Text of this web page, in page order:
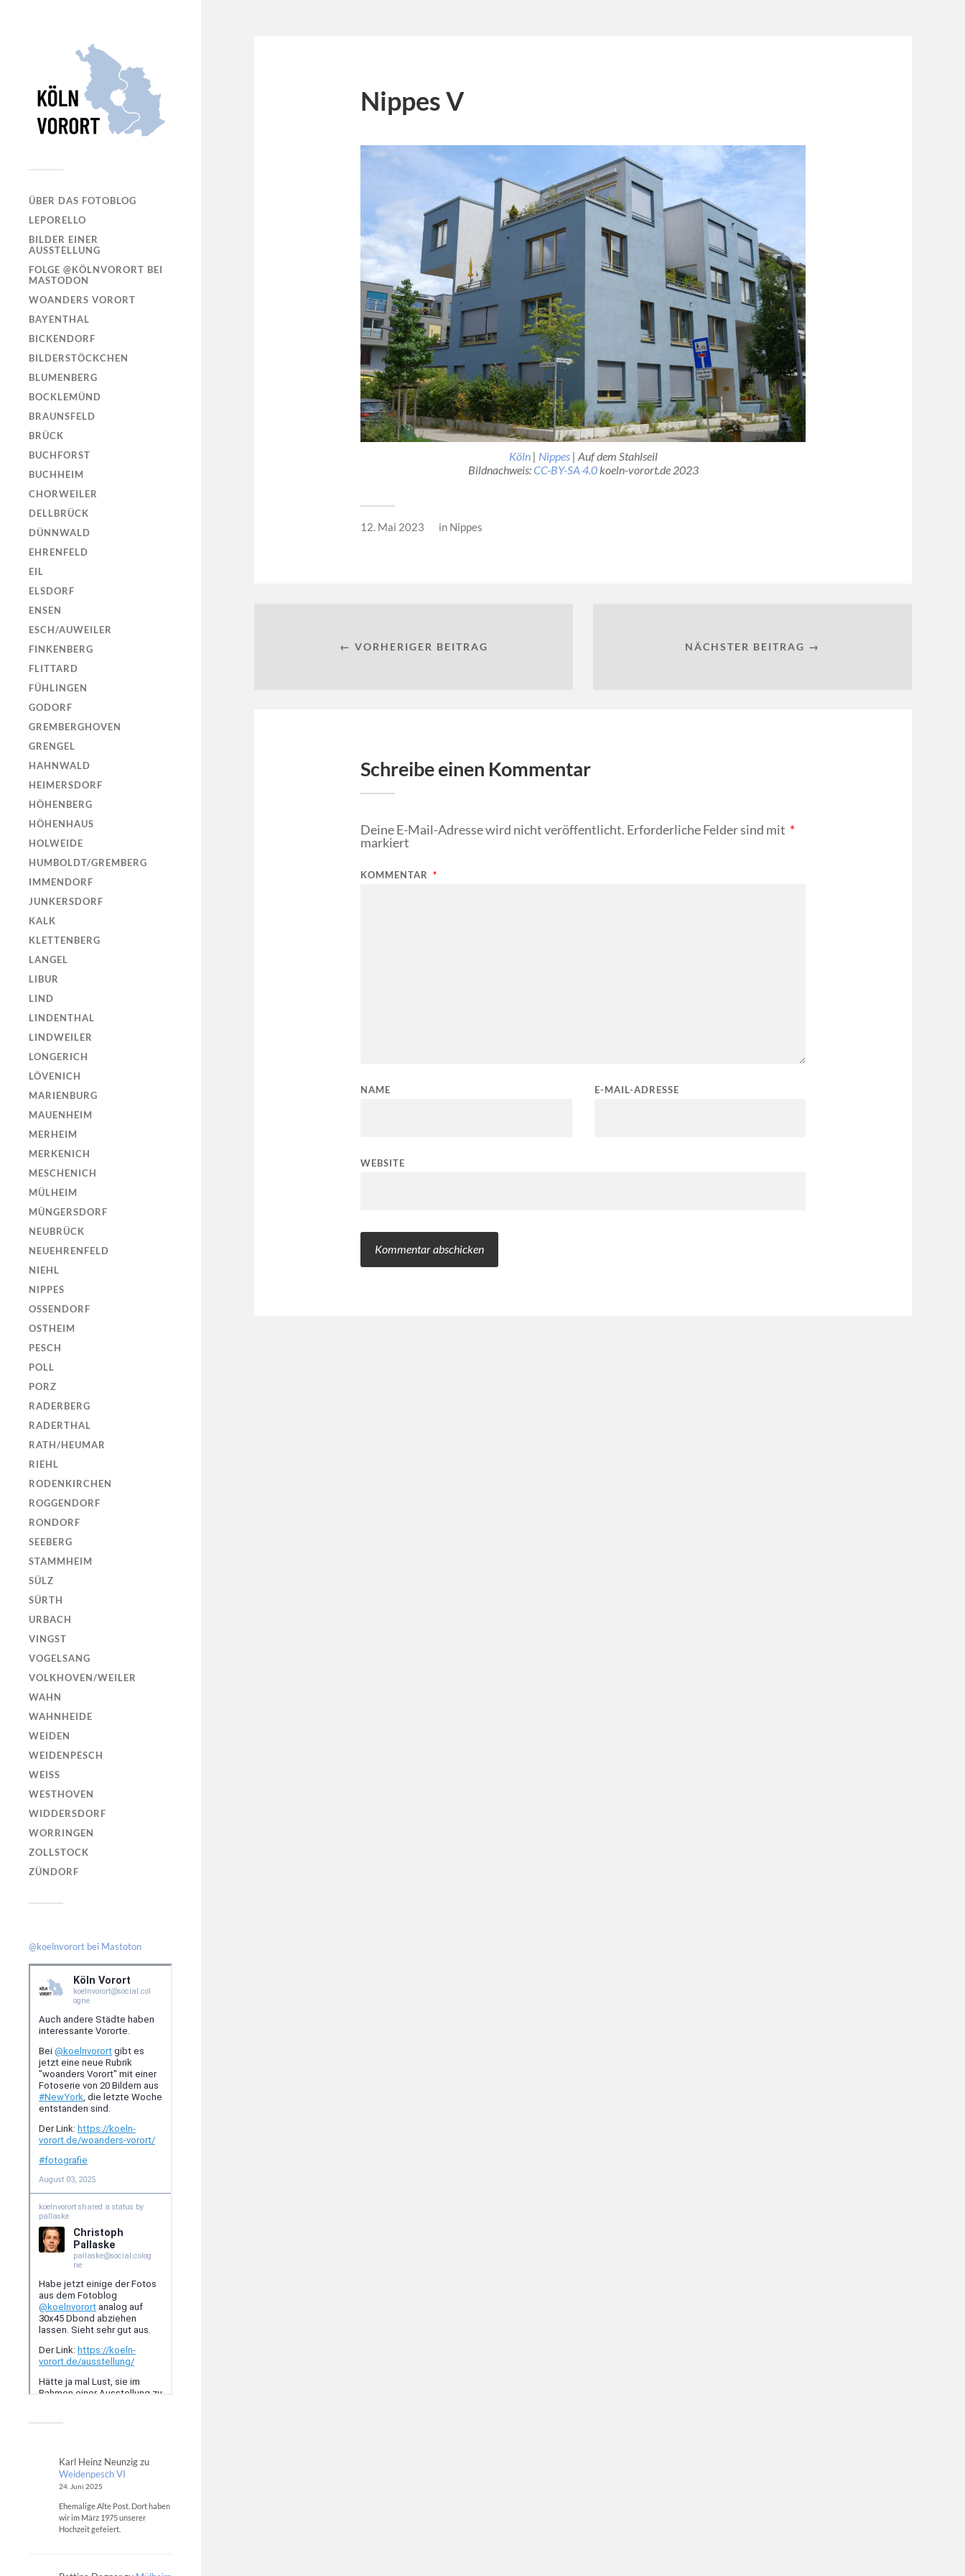
ÜBER DAS FOTOBLOG
LEPORELLO
BILDER EINER
AUSSTELLUNG
FOLGE @KÖLNVORORT BEI
MASTODON
WOANDERS VORORT
BAYENTHAL
BICKENDORF
BILDERSTÖCKCHEN
BLUMENBERG
BOCKLEMÜND
BRAUNSFELD
BRÜCK
BUCHFORST
BUCHHEIM
CHORWEILER
DELLBRÜCK
DÜNNWALD
EHRENFELD
EIL
ELSDORF
ENSEN
ESCH/AUWEILER
FINKENBERG
FLITTARD
FÜHLINGEN
GODORF
GREMBERGHOVEN
GRENGEL
HAHNWALD
HEIMERSDORF
HÖHENBERG
HÖHENHAUS
HOLWEIDE
HUMBOLDT/GREMBERG
IMMENDORF
JUNKERSDORF
KALK
KLETTENBERG
LANGEL
LIBUR
LIND
LINDENTHAL
LINDWEILER
LONGERICH
LÖVENICH
MARIENBURG
MAUENHEIM
MERHEIM
MERKENICH
MESCHENICH
MÜLHEIM
MÜNGERSDORF
NEUBRÜCK
NEUEHRENFELD
NIEHL
NIPPES
OSSENDORF
OSTHEIM
PESCH
POLL
PORZ
RADERBERG
RADERTHAL
RATH/HEUMAR
RIEHL
RODENKIRCHEN
ROGGENDORF
RONDORF
SEEBERG
STAMMHEIM
SÜLZ
SÜRTH
URBACH
VINGST
VOGELSANG
VOLKHOVEN/WEILER
WAHN
WAHNHEIDE
WEIDEN
WEIDENPESCH
WEISS
WESTHOVEN
WIDDERSDORF
WORRINGEN
ZOLLSTOCK
ZÜNDORF
@koelnvorort bei Mastoton
Karl Heinz Neunzigzu
Weidenpesch VI
24. Juni 2025
Ehemalige Alte Post. Dort haben
wir im März 1975 unserer
Hochzeit gefeiert.
Nippes V
Köln| Nippes| Auf dem Stahlseil
Bildnachweis:CC-BY-SA 4.0koeln-vorort.de 2023
12. Mai 2023 in Nippes
← VORHERIGER BEITRAG NÄCHSTER BEITRAG →
Schreibe einen Kommentar
Deine E-Mail-Adresse wird nicht veröffentlicht. Erforderliche Felder sind mit *
markiert
KOMMENTAR *
NAME E-MAIL-ADRESSE
WEBSITE